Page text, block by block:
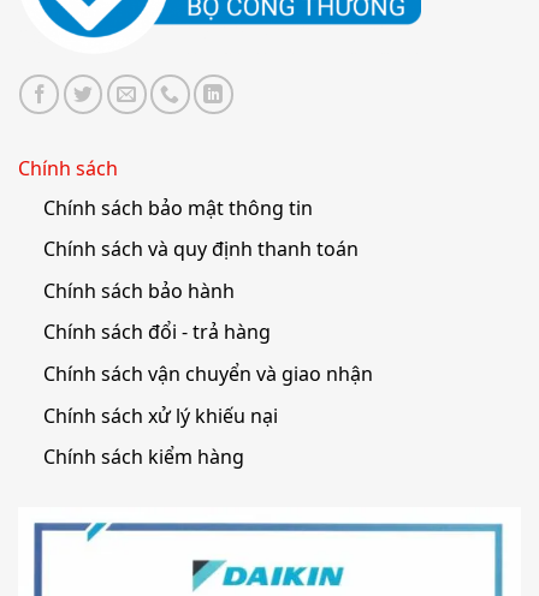
Chính sách
Chính sách bảo mật thông tin
Chính sách và quy định thanh toán
Chính sách bảo hành
Chính sách đổi - trả hàng
Chính sách vận chuyển và giao nhận
Chính sách xử lý khiếu nại
Chính sách kiểm hàng